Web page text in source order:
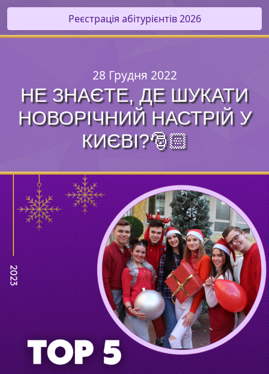
Реєстрація абітурієнтів 2026
28 Грудня 2022
HE ЗНАЄТЕ, ДЕ ШУКАТИ
НОВОРІЧНИЙ НАСТРІЙ У
КИЄВІ?🎅🏻